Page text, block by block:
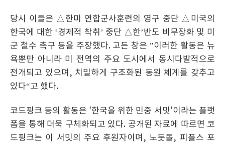
당시 이들은 △한미 연합군사훈련의 영구 중단 △미국의
한국에 대한 ‘경제적 착취’ 중단 △한’반도 비무장화 및 미
군 철수 촉구 등을 주장했다. 고든 창은 ”이러한 활동은 뉴
욕뿐만 아니라 미 전역의 주요 도시에서 동시다발적으로
전개되고 있으며, 치밀하게 구조화된 동원 체계를 갖추고
있다“고 했다.
코드핑크 등의 활동은 '한국을 위한 민중 서밋'이라는 플랫
폼을 통해 더욱 구체화되고 있다. 공개된 자료에 따르면 코
드핑크는 이 서밋의 주요 후원자이며, 노둣돌, 피플스 포